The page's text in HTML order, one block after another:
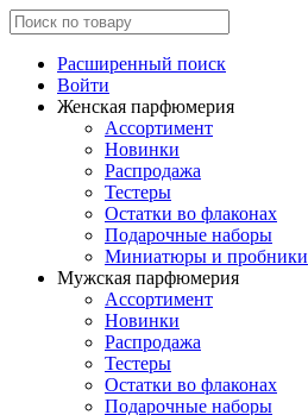
Расширенный поиск
Войти
Женская парфюмерия
Ассортимент
Новинки
Распродажа
Тестеры
Остатки во флаконах
Подарочные наборы
Миниатюры и пробники
Мужская парфюмерия
Ассортимент
Новинки
Распродажа
Тестеры
Остатки во флаконах
Подарочные наборы